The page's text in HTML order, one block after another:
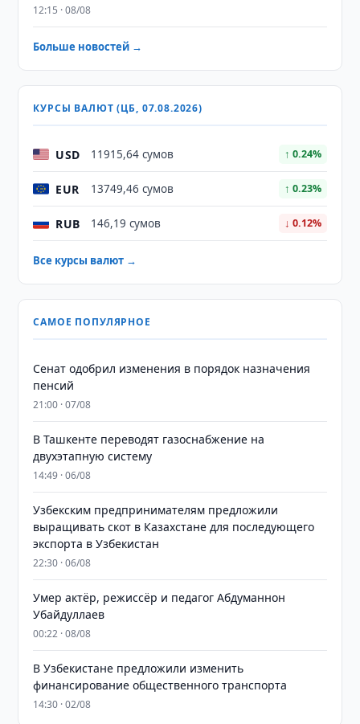
12:15 · 08/08
Больше новостей →
КУРСЫ ВАЛЮТ (ЦБ, 07.08.2026)
USD 11915,64 сумов ↑ 0.24%
EUR 13749,46 сумов ↑ 0.23%
RUB 146,19 сумов ↓ 0.12%
Все курсы валют →
САМОЕ ПОПУЛЯРНОЕ
Сенат одобрил изменения в порядок назначения
пенсий
21:00 · 07/08
В Ташкенте переводят газоснабжение на
двухэтапную систему
14:49 · 06/08
Узбекским предпринимателям предложили
выращивать скот в Казахстане для последующего
экспорта в Узбекистан
22:30 · 06/08
Умер актёр, режиссёр и педагог Абдуманнон
Убайдуллаев
00:22 · 08/08
В Узбекистане предложили изменить
финансирование общественного транспорта
14:30 · 02/08